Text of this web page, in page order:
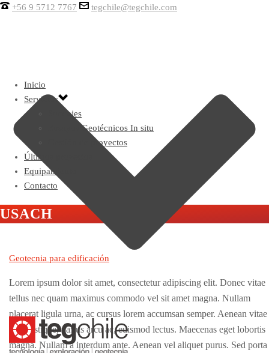
+56 9 5712 7767 tegchile@tegchile.com
Inicio
Servicios
Sondajes
Ensayos Geotécnicos In situ
Gestión de proyectos
Últimos proyectos
Equipamiento
Contacto
USACH
Geotecnia para edificación
Lorem ipsum dolor sit amet, consectetur adipiscing elit. Donec vitae
tellus nec quam maximus commodo vel sit amet magna. Nullam
placerat ligula urna, ac cursus lorem accumsan semper. Aenean vitae
sem tristique, varius arcu ac, euismod lectus. Maecenas eget lobortis
magna. Nullam a interdum ante. Aenean vel aliquet purus. Sed porta